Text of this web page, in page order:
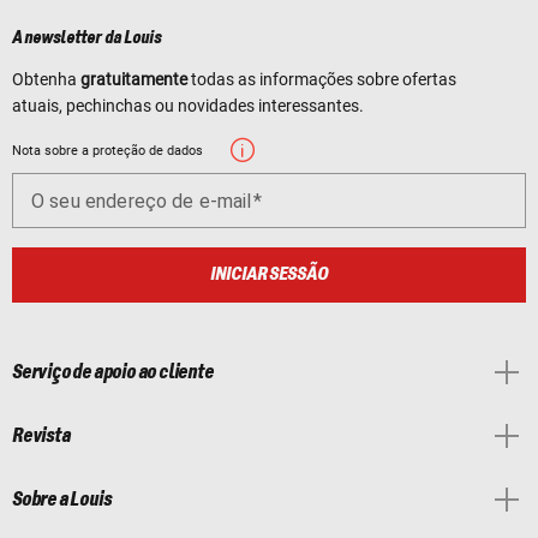
A newsletter da Louis
Obtenha gratuitamentetodas as informações sobre ofertas
atuais, pechinchas ou novidades interessantes.
Nota sobre a proteção de dados
O seu endereço de e-mail
INICIAR SESSÃO
Serviço de apoio ao cliente
Revista
Sobre a Louis